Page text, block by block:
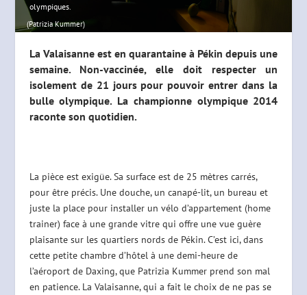
olympiques.
(Patrizia Kummer)
La Valaisanne est en quarantaine à Pékin depuis une
semaine. Non-vaccinée, elle doit respecter un
isolement de 21 jours pour pouvoir entrer dans la
bulle olympique. La championne olympique 2014
raconte son quotidien.
La pièce est exigüe. Sa surface est de 25 mètres carrés,
pour être précis. Une douche, un canapé-lit, un bureau et
juste la place pour installer un vélo d’appartement (home
trainer) face à une grande vitre qui offre une vue guère
plaisante sur les quartiers nords de Pékin. C’est ici, dans
cette petite chambre d’hôtel à une demi-heure de
l’aéroport de Daxing, que Patrizia Kummer prend son mal
en patience. La Valaisanne, qui a fait le choix de ne pas se